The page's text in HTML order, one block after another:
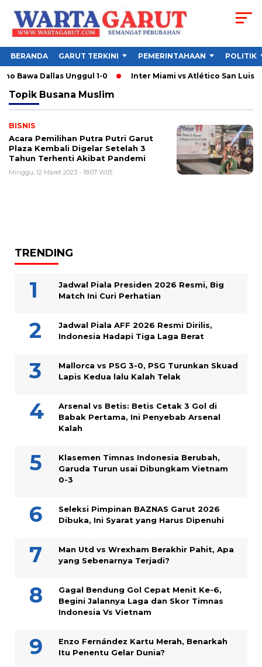
BERANDA GARUT TERKINI PEMERINTAHAAN POLITIK
Bawa Dallas Unggul 1-0 Inter Miami vs Atlético San Luis:
Topik Busana Muslim
BISNIS
Acara Pemilihan Putra Putri Garut
Plaza Kembali Digelar Setelah 3
Tahun Terhenti Akibat Pandemi
Minggu, 12 Maret 2023 - 18:07 WIB
TRENDING
Jadwal Piala Presiden 2026 Resmi, Big
Match Ini Curi Perhatian
Jadwal Piala AFF 2026 Resmi Dirilis,
Indonesia Hadapi Tiga Laga Berat
Mallorca vs PSG 3-0, PSG Turunkan Skuad
Lapis Kedua lalu Kalah Telak
Arsenal vs Betis: Betis Cetak 3 Gol di
Babak Pertama, Ini Penyebab Arsenal
Kalah
Klasemen Timnas Indonesia Berubah,
Garuda Turun usai Dibungkam Vietnam
0-3
Seleksi Pimpinan BAZNAS Garut 2026
Dibuka, Ini Syarat yang Harus Dipenuhi
Man Utd vs Wrexham Berakhir Pahit, Apa
yang Sebenarnya Terjadi?
Gagal Bendung Gol Cepat Menit Ke-6,
Begini Jalannya Laga dan Skor Timnas
Indonesia Vs Vietnam
Enzo Fernández Kartu Merah, Benarkah
Itu Penentu Gelar Dunia?